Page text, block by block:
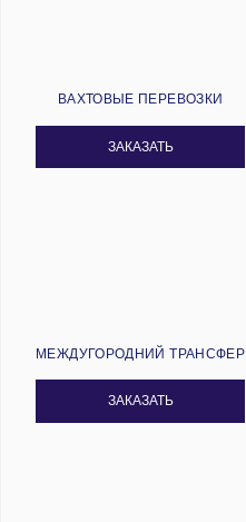
ВАХТОВЫЕ ПЕРЕВОЗКИ
ЗАКАЗАТЬ
МЕЖДУГОРОДНИЙ ТРАНСФЕР
ЗАКАЗАТЬ